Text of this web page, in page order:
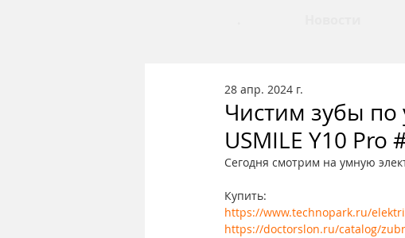
Чистим зубы
USMILE Y10 Pro
28 апр. 2024 г.
Сегодня смотрим на умную
Купить:
https://www.technopark.ru/
https://doctorslon.ru/catalog/